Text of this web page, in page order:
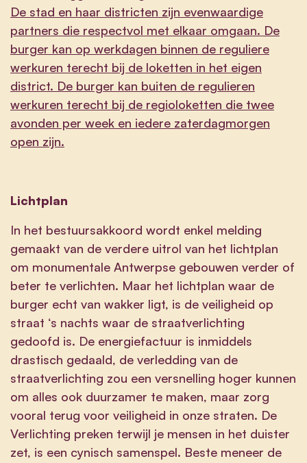
De stad en haar districten zijn evenwaardige
partners die respectvol met elkaar omgaan. De
burger kan op werkdagen binnen de reguliere
werkuren terecht bij de loketten in het eigen
district. De burger kan buiten de regulieren
werkuren terecht bij de regioloketten die twee
avonden per week en iedere zaterdagmorgen
open zijn.
Lichtplan
In het bestuursakkoord wordt enkel melding
gemaakt van de verdere uitrol van het lichtplan
om monumentale Antwerpse gebouwen verder of
beter te verlichten. Maar het lichtplan waar de
burger echt van wakker ligt, is de veiligheid op
straat ‘s nachts waar de straatverlichting
gedoofd is. De energiefactuur is inmiddels
drastisch gedaald, de verledding van de
straatverlichting zou een versnelling hoger kunnen
om alles ook duurzamer te maken, maar zorg
vooral terug voor veiligheid in onze straten. De
Verlichting preken terwijl je mensen in het duister
zet, is een cynisch samenspel. Beste meneer de